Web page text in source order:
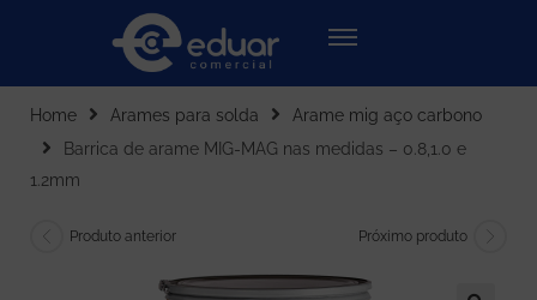
Home Arames para solda
Arame mig aço carbono
Barrica de arame MIG-MAG nas medidas – 0.8,1.0 e
1.2mm
Produto anterior Próximo produto